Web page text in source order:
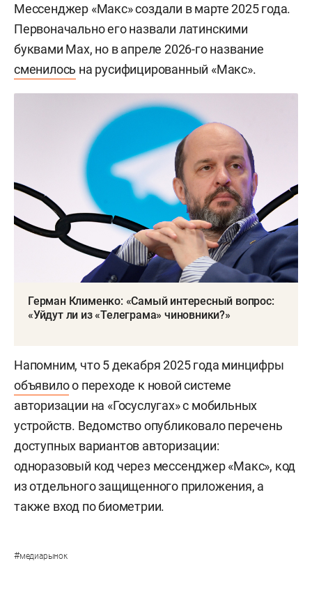
Мессенджер «Макс» создали в марте 2025 года.
Первоначально его назвали латинскими
буквами Max, но в апреле 2026-го название
сменилось на русифицированный «Макс».
Герман Клименко: «Самый интересный вопрос:
«Уйдут ли из «Телеграма» чиновники?»
Напомним, что 5 декабря 2025 года минцифры
объявилоо переходе к новой системе
авторизации на «Госуслугах» с мобильных
устройств. Ведомство опубликовало перечень
доступных вариантов авторизации:
одноразовый код через мессенджер «Макс», код
из отдельного защищенного приложения, а
также вход по биометрии.
#медиарынок